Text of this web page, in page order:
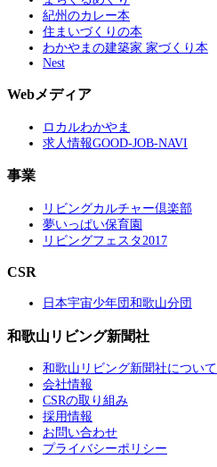
紀州のカレー本
住まいづくりの本
わかやまの建築家 家づくり本
Nest
Webメディア
ロカルわかやま
求人情報GOOD-JOB-NAVI
事業
リビングカルチャー倶楽部
夢いっぱい保育園
リビングフェスタ2017
CSR
日本宇宙少年団和歌山分団
和歌山リビング新聞社
和歌山リビング新聞社について
会社情報
CSRの取り組み
採用情報
お問い合わせ
プライバシーポリシー